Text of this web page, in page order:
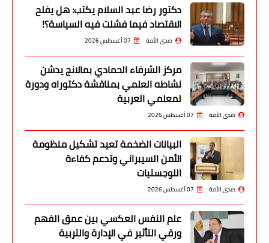
دكتور رضا عبد السلام يكتب: هل يفلح
الاقتصاد فيما فشلت فيه السياسة؟!
صدى الأمة 07 أغسطس 2026
مركز الشرفاء الحمادي بمالانج يدشن
نشاطه العلمي بمناقشة دكتوراه ودورة
لمعلمي العربية
صدى الأمة 07 أغسطس 2026
البيانات الضخمة تعيد تشكيل منظومة
الأمن السيبراني وتدعم كفاءة
اللوجستيات
صدى الأمة 07 أغسطس 2026
علم النفس العكسي بين عمق الفهم
ورقي التأثير في الإدارة والتربية